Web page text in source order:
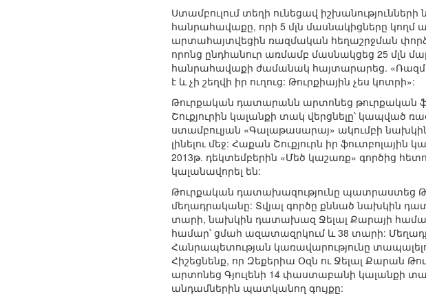
Ստամբուլում տեղի ունեցավ
հանրահավաքը, որի 5 մլն մասնակիցները
արտահայտվեցին ռազմական հեղաշրջման
որոնց ընդհանուր առմամբ մասնակցեց 25 մլն
հանրահավաքի ժամանակ հայտարարեց.
է և չի շեղվի իր ուղուց: Թուրքիային չես կոտրի»:
Թուրքական դատարանն արտոնեց թուրքական
Շուքյուրին կալանքի տակ վերցնելը՝ կապված
ստամբուլյան «Գալաթասարայ» ակումբի
լինելու մեջ: Հաքան Շուքյուրն իր
2013թ. դեկտեմբերին «Մեծ կաշառք» գործից
կալանավորել են:
Թուրքական դատախազությունը պատրաստեց
մեղադրականը: Տվյալ գործը քննած նախկին
տարի, նախկին դատախազ Ջելալ Քարայի
համար՝ ցմահ ազատազրկում և 38 տարի:
Հանրապետության կառավարությունը
Հիշեցնենք, որ Զեքերիա Օզն ու Ջելալ Քարան
արտոնեց Գյուլենի 14 փաստաբանի կալանքի
անդամներին պատկանող գույքը: